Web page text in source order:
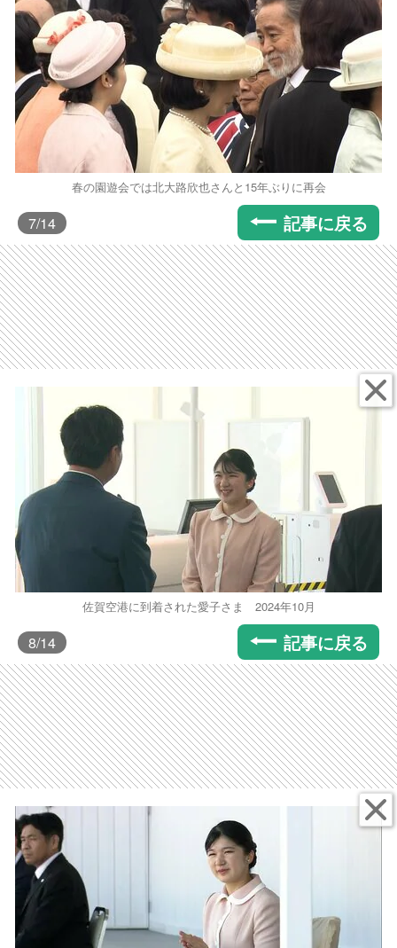
春の園遊会では北大路欣也さんと15年ぶりに再会
7/14 記事に戻る
佐賀空港に到着された愛子さま 2024年10月
8/14 記事に戻る